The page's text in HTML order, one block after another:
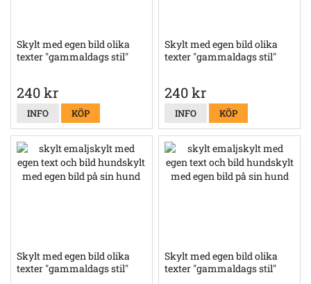
Skylt med egen bild olika
texter "gammaldags stil"
240 kr
INFO KÖP
Skylt med egen bild olika
texter "gammaldags stil"
240 kr
INFO KÖP
Skylt med egen bild olika
texter "gammaldags stil"
Skylt med egen bild olika
texter "gammaldags stil"